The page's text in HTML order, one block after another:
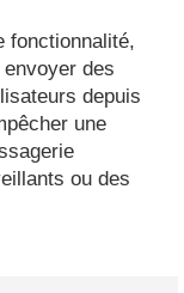
fonctionnalité,
des
depuis
une
ou des